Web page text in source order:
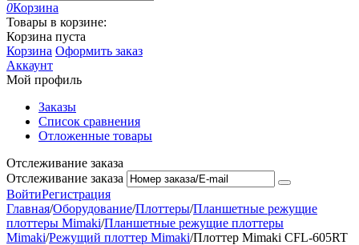
0Корзина
Товары в корзине:
Корзина пуста
Корзина Оформить заказ
Аккаунт
Мой профиль
Заказы
Список сравнения
Отложенные товары
Отслеживание заказа
Отслеживание заказа
ВойтиРегистрация
Главная/Оборудование/Плоттеры/Планшетные режущие
плоттеры Mimaki/Планшетные режущие плоттеры
Mimaki/Режущий плоттер Mimaki/Плоттер Mimaki CFL-605RT